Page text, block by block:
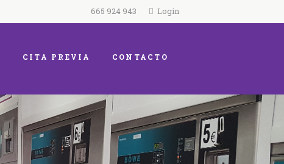
665 924 943 Login
CITA PREVIA CONTACTO